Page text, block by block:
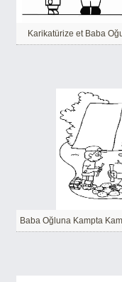
Karikatürize et Baba
Baba Oğluna Kampta